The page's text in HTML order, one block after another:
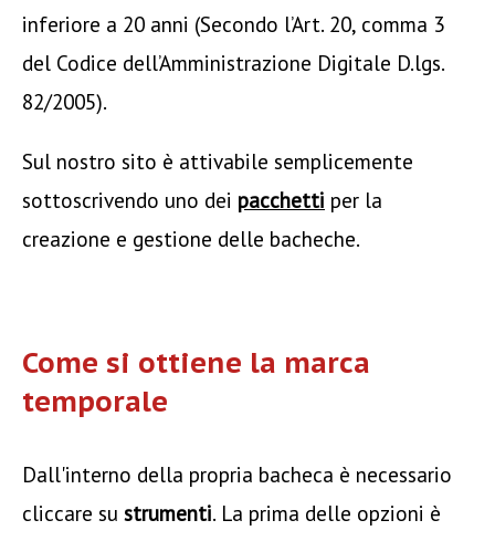
inferiore a 20 anni (Secondo l’Art. 20, comma 3
del Codice dell’Amministrazione Digitale D.lgs.
82/2005).
Sul nostro sito è attivabile semplicemente
sottoscrivendo uno dei pacchetti per la
creazione e gestione delle bacheche.
Come si ottiene la marca
temporale
Dall'interno della propria bacheca è necessario
cliccare sustrumenti. La prima delle opzioni è